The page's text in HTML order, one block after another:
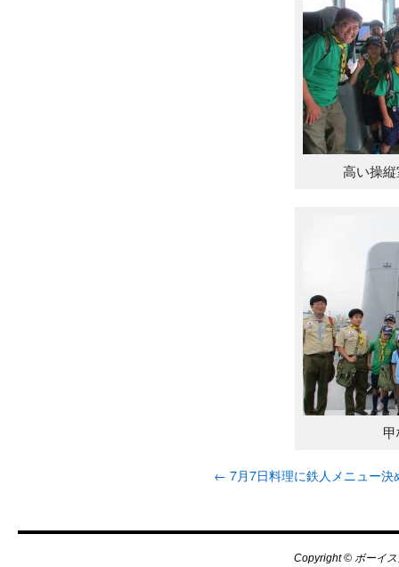
高い操
← 7月7日料理に鉄人メニュー決
Copyright © ボーイ